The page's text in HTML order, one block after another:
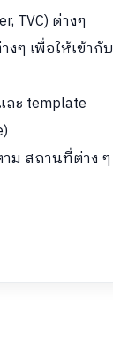
TVC) ต่างๆ
งๆ เพื่อให้เข้ากับ
ะ template
ม สถานที่ต่าง ๆ